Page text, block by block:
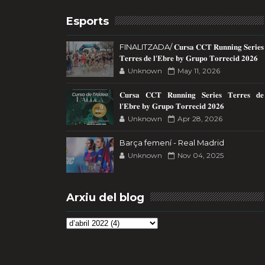
Esports
FINALITZADA/ 𝐂𝐮𝐫𝐬𝐚 𝐂𝐂𝐓 𝐑𝐮𝐧𝐧𝐢𝐧𝐠 𝐒𝐞𝐫𝐢𝐞𝐬
𝐓𝐞𝐫𝐫𝐞𝐬 𝐝𝐞 𝐥'𝐄𝐛𝐫𝐞 𝐛𝐲 𝐆𝐫𝐮𝐩𝐨 𝐓𝐨𝐫𝐫𝐞𝐜𝐢𝐝 𝟐𝟎𝟐𝟔
Unknown May 11, 2026
𝐂𝐮𝐫𝐬𝐚 𝐂𝐂𝐓 𝐑𝐮𝐧𝐧𝐢𝐧𝐠 𝐒𝐞𝐫𝐢𝐞𝐬 𝐓𝐞𝐫𝐫𝐞𝐬 𝐝𝐞
𝐥'𝐄𝐛𝐫𝐞 𝐛𝐲 𝐆𝐫𝐮𝐩𝐨 𝐓𝐨𝐫𝐫𝐞𝐜𝐢𝐝 𝟐𝟎𝟐𝟔
Unknown Apr 28, 2026
Barça femení - Real Madrid
Unknown Nov 04, 2025
Arxiu del blog